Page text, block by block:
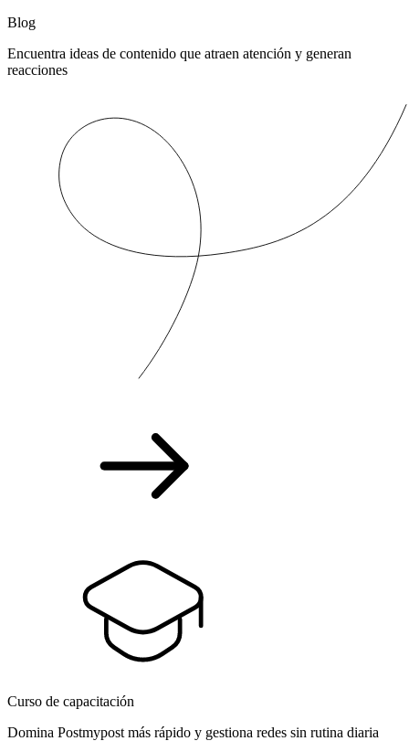
Blog
Encuentra ideas de contenido que atraen atención y generan
reacciones
Curso de capacitación
Domina Postmypost más rápido y gestiona redes sin rutina diaria